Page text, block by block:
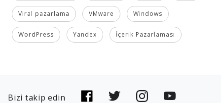
Viral pazarlama VMware Windows
WordPress Yandex İçerik Pazarlaması
Bizi takip edin